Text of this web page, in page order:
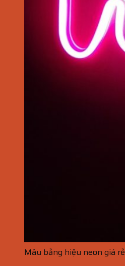
Mâu bảng hiệu neon giá rẻ